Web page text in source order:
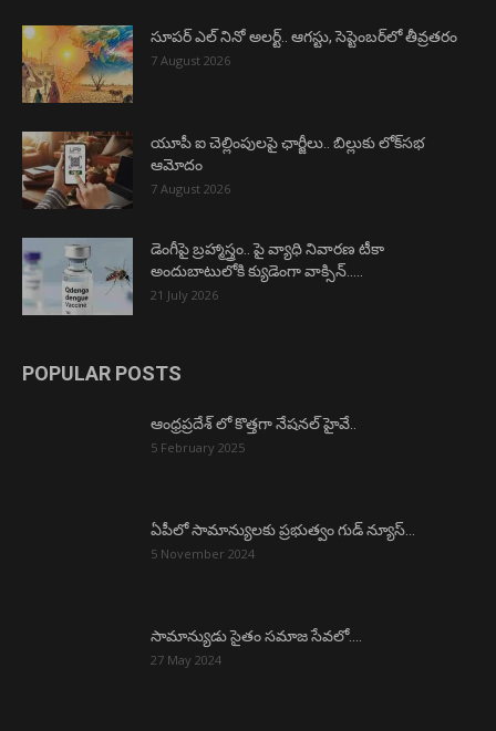
సూపర్ ఎల్ నినో అలర్ట్.. ఆగస్టు, సెప్టెంబర్‌లో తీవ్రతరం
7 August 2026
యూపీ ఐ చెల్లింపులపై ఛార్జీలు.. బిల్లుకు లోక్‌సభ
ఆమోదం
7 August 2026
డెంగీపై బ్రహ్మాస్త్రం.. పై వ్యాధి నివారణ టీకా
అందుబాటులోకి క్యుడెంగా వాక్సిన్…..
21 July 2026
POPULAR POSTS
ఆంధ్రప్రదేశ్ లో కొత్తగా నేషనల్ హైవే..
5 February 2025
ఏపీలో సామాన్యులకు ప్రభుత్వం గుడ్ న్యూస్…
5 November 2024
సామాన్యుడు సైతం సమాజ సేవలో….
27 May 2024